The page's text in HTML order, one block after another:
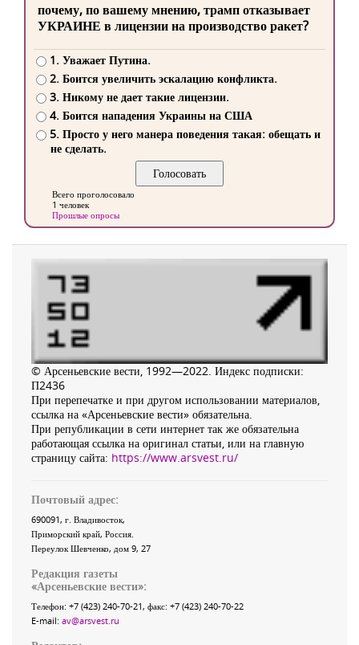
почему, по вашему мнению, трамп отказывает
УКРАИНЕ в лицензии на производство ракет?
1. Уважает Путина.
2. Боится увеличить эскалацию конфликта.
3. Никому не дает такие лицензии.
4. Боится нападения Украины на США
5. Просто у него манера поведения такая: обещать и
не сделать.
Всего проголосовало
1 человек
Прошлые опросы
© Арсеньевские вести, 1992—2022. Индекс подписки:
П2436
При перепечатке и при другом использовании материалов,
ссылка на «Арсеньевские вести» обязательна.
При републикации в сети интернет так же обязательна
работающая ссылка на оригинал статьи, или на главную
страницу сайта: https://www.arsvest.ru/
Почтовый адрес:
690091, г. Владивосток,
Приморский край, Россия
Переулок Шевченко, дом 9, 27
Редакция газеты
«Арсеньевские вести»:
Телефон: +7 (423) 240-70-21, факс: +7 (423) 240-70-22
E-mail: av@arsvest.ru